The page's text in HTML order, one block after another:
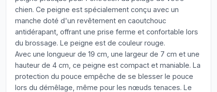
chien. Ce peigne est spécialement conçu avec un
manche doté d'un revêtement en caoutchouc
antidérapant, offrant une prise ferme et confortable lors
du brossage. Le peigne est de couleur rouge.
Avec une longueur de 19 cm, une largeur de 7 cm et une
hauteur de 4 cm, ce peigne est compact et maniable. La
protection du pouce empêche de se blesser le pouce
lors du démêlage, même pour les nœuds tenaces. Le